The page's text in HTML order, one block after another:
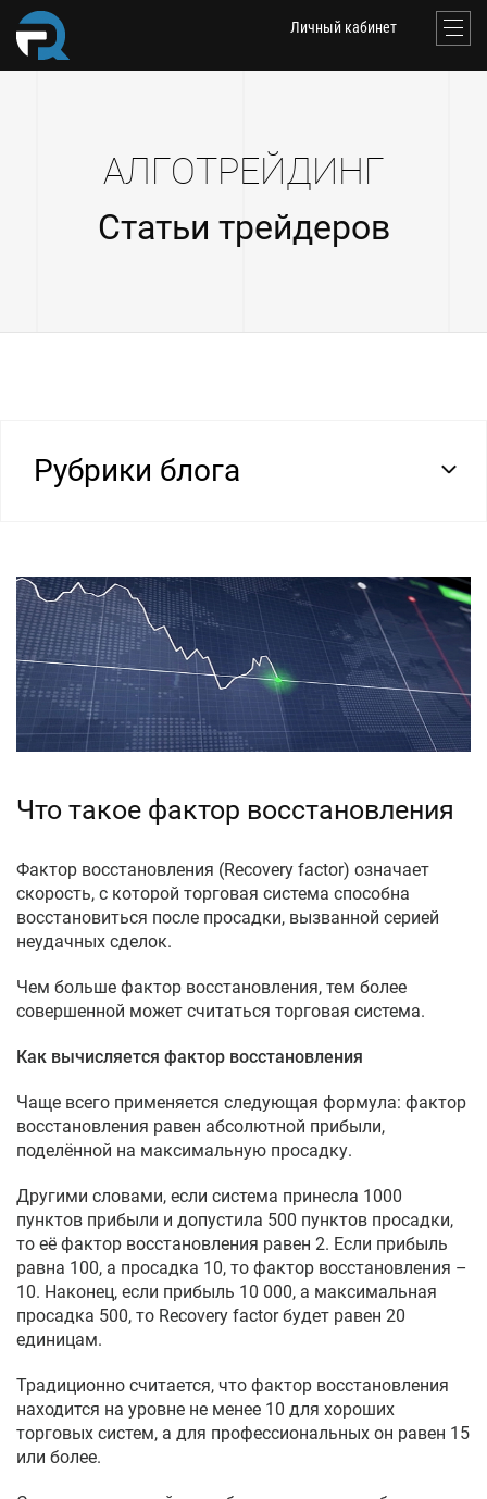
Личный кабинет
АЛГОТРЕЙДИНГ
Статьи трейдеров
Рубрики блога
Что такое фактор восстановления
Фактор восстановления (Recovery factor) означает
скорость, с которой торговая система способна
восстановиться после просадки, вызванной серией
неудачных сделок.
Чем больше фактор восстановления, тем более
совершенной может считаться торговая система.
Как вычисляется фактор восстановления
Чаще всего применяется следующая формула: фактор
восстановления равен абсолютной прибыли,
поделённой на максимальную просадку.
Другими словами, если система принесла 1000
пунктов прибыли и допустила 500 пунктов просадки,
то её фактор восстановления равен 2. Если прибыль
равна 100, а просадка 10, то фактор восстановления –
10. Наконец, если прибыль 10 000, а максимальная
просадка 500, то Recovery factor будет равен 20
единицам.
Традиционно считается, что фактор восстановления
находится на уровне не менее 10 для хороших
торговых систем, а для профессиональных он равен 15
или более.